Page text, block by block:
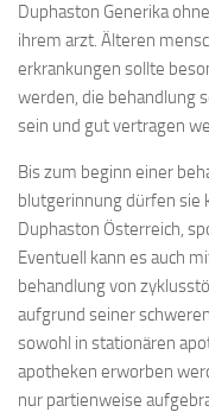
Duphaston Generika
ihrem arzt. Älteren
erkrankungen sollte
werden, die behandlung
sein und gut vertragen
Bis zum beginn einer
blutgerinnung dürfen sie
Duphaston Österreich,
Eventuell kann es auch
behandlung von
aufgrund seiner
sowohl in stationären
apotheken erworben
nur partienweise